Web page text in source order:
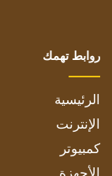
روابط تهمك
الرئيسية
الإنترنت
كمبيوتر
الأجهزة